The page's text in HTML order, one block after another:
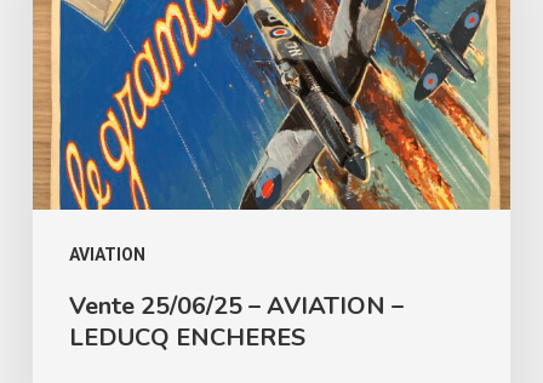
AVIATION
AVIATION
–
LEDUCQ
ENCHERES
Vente 25/06/25 – AVIATION –
LEDUCQ ENCHERES